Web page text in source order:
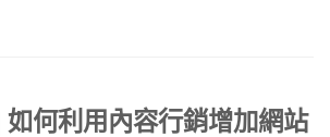
何利用內容行銷增加網站